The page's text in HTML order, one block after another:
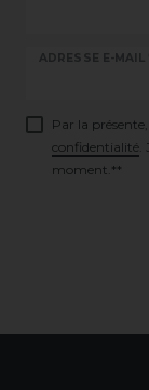
ADRESSE E-MAIL
Par la
confidentialité
moment.**